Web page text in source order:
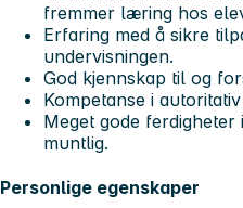
fremmer læring hos
Erfaring med å sikre
undervisningen.
God kjennskap til og
Kompetanse i
Meget gode
muntlig.
Personlige egenskaper